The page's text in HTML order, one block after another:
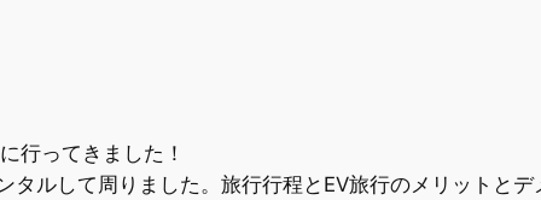
行ってきました！
タルして周りました。旅行行程とEV旅行のメリットと